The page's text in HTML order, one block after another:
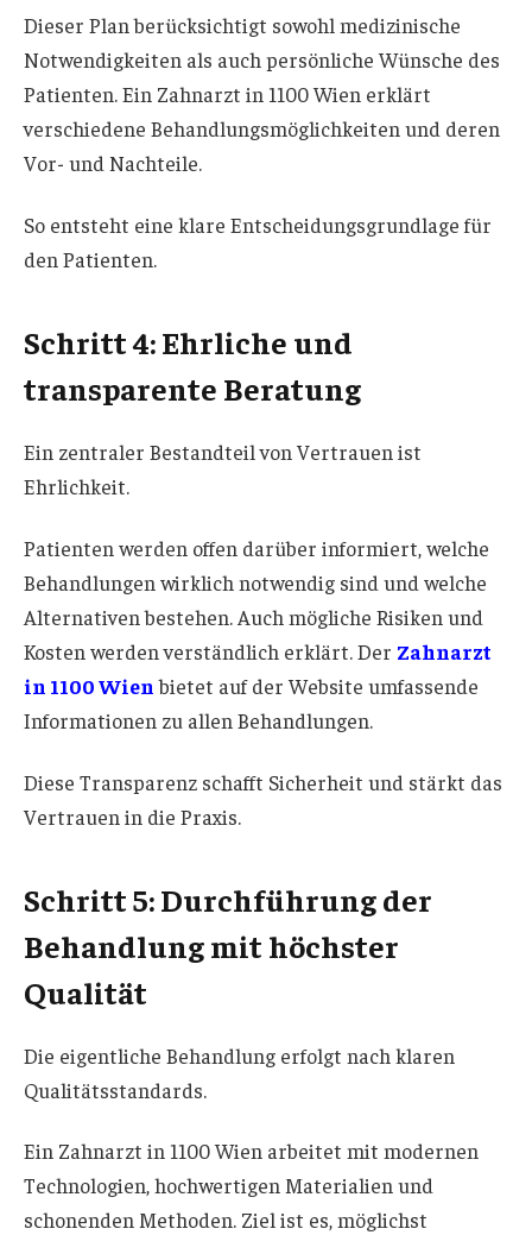
Dieser Plan berücksichtigt sowohl medizinische
Notwendigkeiten als auch persönliche Wünsche des
Patienten. Ein Zahnarzt in 1100 Wien erklärt
verschiedene Behandlungsmöglichkeiten und deren
Vor- und Nachteile.
So entsteht eine klare Entscheidungsgrundlage für
den Patienten.
Schritt 4: Ehrliche und
transparente Beratung
Ein zentraler Bestandteil von Vertrauen ist
Ehrlichkeit.
Patienten werden offen darüber informiert, welche
Behandlungen wirklich notwendig sind und welche
Alternativen bestehen. Auch mögliche Risiken und
Kosten werden verständlich erklärt. Der Zahnarzt
in 1100 Wienbietet auf der Website umfassende
Informationen zu allen Behandlungen.
Diese Transparenz schafft Sicherheit und stärkt das
Vertrauen in die Praxis.
Schritt 5: Durchführung der
Behandlung mit höchster
Qualität
Die eigentliche Behandlung erfolgt nach klaren
Qualitätsstandards.
Ein Zahnarzt in 1100 Wien arbeitet mit modernen
Technologien, hochwertigen Materialien und
schonenden Methoden. Ziel ist es, möglichst